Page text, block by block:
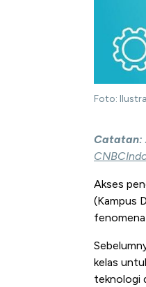
Foto:
Catatan:
Akses
(Kampus
kelas
teknologi